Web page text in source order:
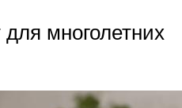
многолетних